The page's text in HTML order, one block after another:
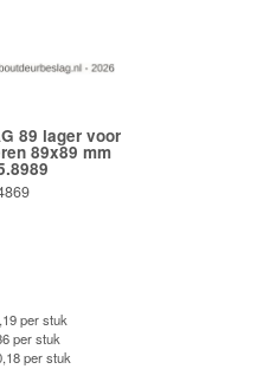
89 lager voor
89x89 mm
per stuk
per stuk
per stuk